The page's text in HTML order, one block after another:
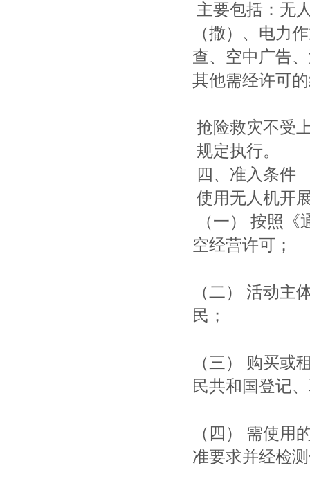
主要包括：无
（撒）、电力
查、空中广告
其他需经许可
抢险救灾不受
规定执行。
四、准入条件
使用无人机开
（一） 按照《
空经营许可；
（二） 活动主
民；
（三） 购买或
民共和国登记
（四） 需使用
准要求并经检